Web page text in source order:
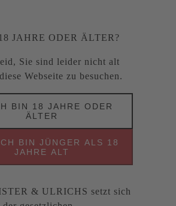
JAHRE ODER ÄLTER?
Sie sind leider nicht alt
Webseite zu besuchen.
BIN 18 JAHRE ODER
ÄLTER
BIN JÜNGER ALS 18
JAHRE ALT
& ULRICHS setzt sich